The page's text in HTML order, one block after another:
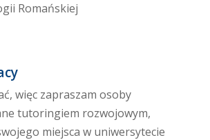
Romańskiej
więc zapraszam osoby
tutoringiem rozwojowym,
miejsca w uniwersytecie